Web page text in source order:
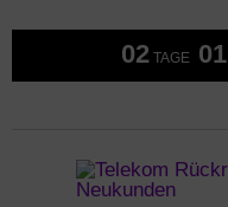
02 TAGE 01